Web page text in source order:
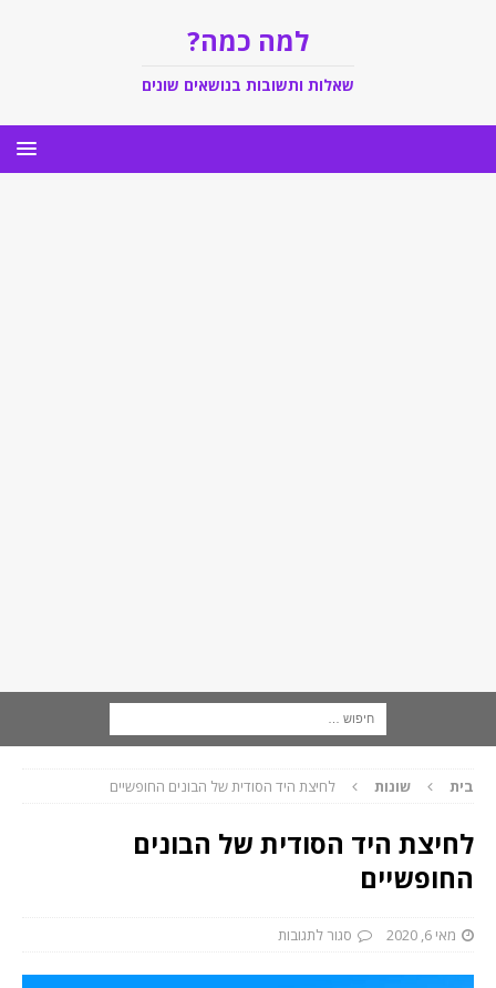
למה כמה?
שאלות ותשובות בנושאים שונים
בית שונות לחיצת היד הסודית של הבונים החופשיים
לחיצת היד הסודית של הבונים
החופשיים
מאי 6, 2020 סגור לתגובות